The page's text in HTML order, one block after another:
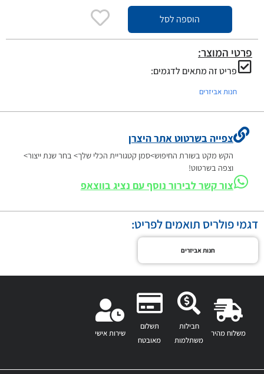
הוספה לסל
פרטי המוצר:
פריט זה מתאים לדגמים:
חנות אביזרים
צפייה בשרטוט אתר היצרן
הקש מקט בשורת החיפוש>סמן קטגוריית הכלי שלך> בחר שנת ייצור>
וצפה בשרטוט!
צור קשר לבירור נוסף עם נציג בווצאפ
דגמי פולריס תואמים לפריט:
חנות אביזרים
משלוח מהיר
חבילות
משתלמות
תשלום
מאובטח
שירות אישי